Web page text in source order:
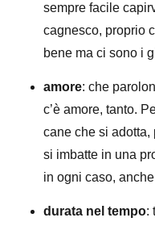
sempre facile
cagnesco, proprio
bene ma ci sono i
amore: che
c’è amore, tanto.
cane che si adotta,
si imbatte in una
in ogni caso,
durata nel tempo: